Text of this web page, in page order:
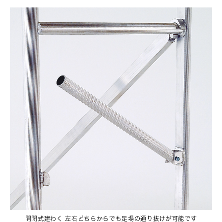
開閉式建わく 左右どちらからでも足場の通り抜けが可能です